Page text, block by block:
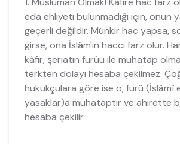
eda ehliyeti bulunmadığı için, onun
geçerli değildir. Münkir hac yapsa,
girse, ona İslâm'ın haccı farz olur.
kâfir, şeriatın furûu ile muhatap
terkten dolayı hesaba çekilmez.
hukukçulara göre ise o, furû (İslâmî
yasaklar)a muhataptır ve ahirette
hesaba çekilir.